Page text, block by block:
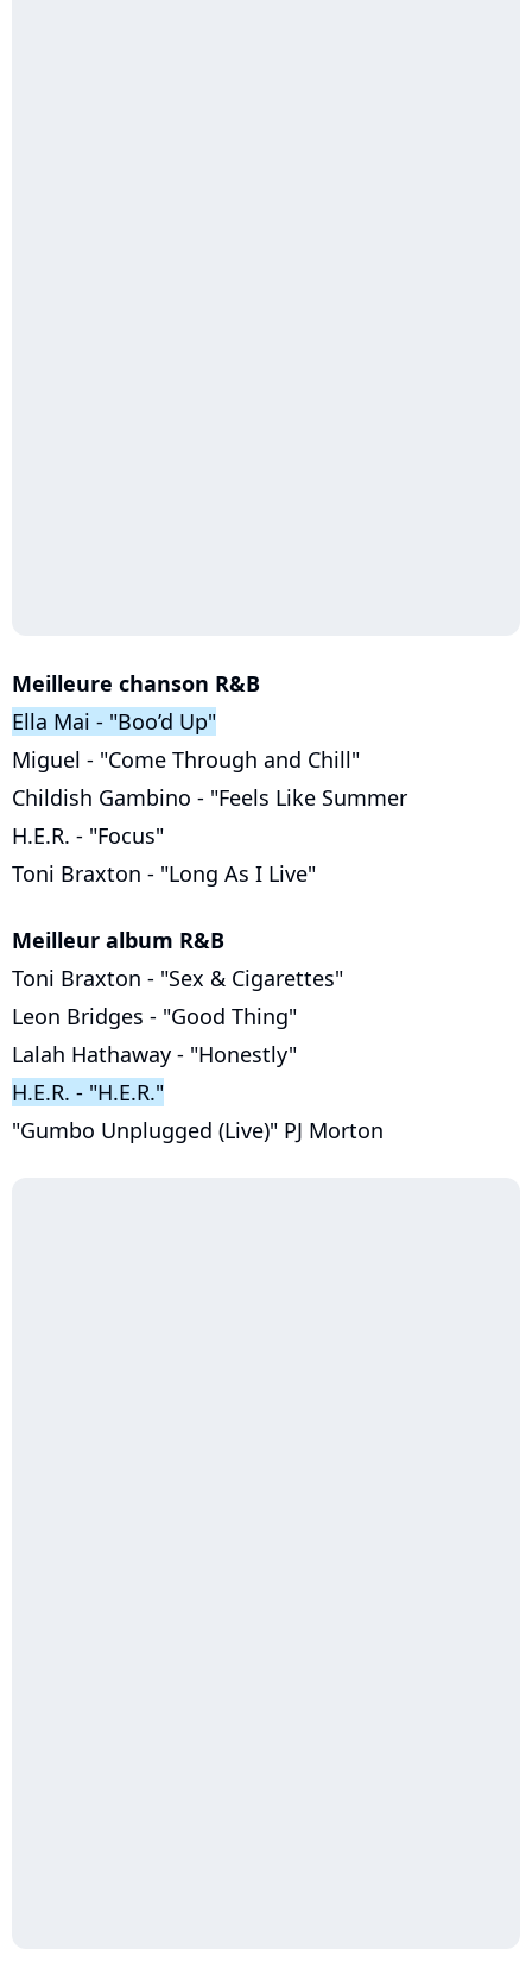
Meilleure chanson R&B
Ella Mai - "Boo’d Up"
Miguel - "Come Through and Chill"
Childish Gambino - "Feels Like Summer
H.E.R. - "Focus"
Toni Braxton - "Long As I Live"
Meilleur album R&B
Toni Braxton - "Sex & Cigarettes"
Leon Bridges - "Good Thing"
Lalah Hathaway - "Honestly"
H.E.R. - "H.E.R."
"Gumbo Unplugged (Live)" PJ Morton